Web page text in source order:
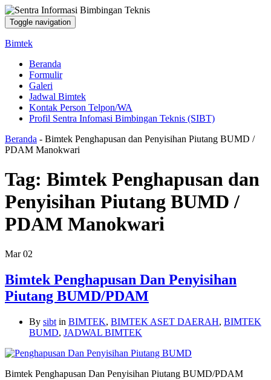
Toggle navigation
Bimtek
Beranda
Formulir
Galeri
Jadwal Bimtek
Kontak Person Telpon/WA
Profil Sentra Infomasi Bimbingan Teknis (SIBT)
Beranda - Bimtek Penghapusan dan Penyisihan Piutang BUMD /
PDAM Manokwari
Tag: Bimtek Penghapusan dan
Penyisihan Piutang BUMD /
PDAM Manokwari
Mar 02
Bimtek Penghapusan Dan Penyisihan
Piutang BUMD/PDAM
By sibt in BIMTEK, BIMTEK ASET DAERAH, BIMTEK
BUMD, JADWAL BIMTEK
Bimtek Penghapusan Dan Penyisihan Piutang BUMD/PDAM